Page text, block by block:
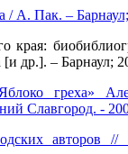
/ А. Пак. –
края:
др.]. – Барнаул;
греха»
Славгород. -
авторов